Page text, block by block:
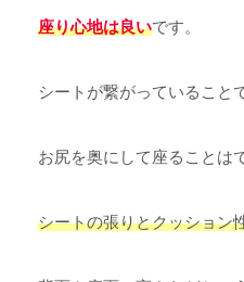
座り心地は良いです。
シートが繋がっていることで
お尻を奥にして座ることは
シートの張りとクッション